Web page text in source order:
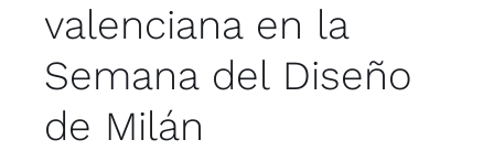
PROFESIONALES
valenciana en la
Semana del Diseño
de Milán